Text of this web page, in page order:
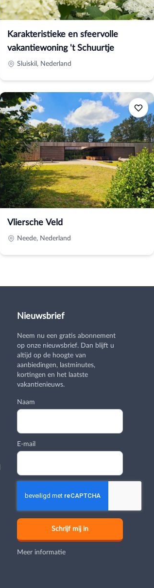
Karakteristieke en sfeervolle
vakantiewoning 't Schuurtje
Sluiskil, Nederland
Vliersche Veld
Neede, Nederland
Nieuwsbrief
Neem nu een gratis abonnement
op onze nieuwsbrief. Dan blijft u
altijd op de hoogte van
aanbiedingen, lastminutes,
kortingen en het laatste
vakantienieuws.
Naam
E-mail
Meer informatie